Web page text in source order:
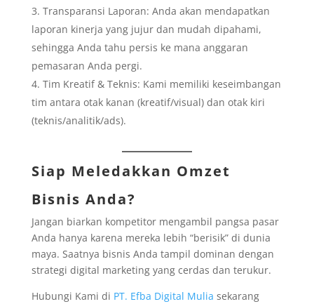
Transparansi Laporan: Anda akan mendapatkan
laporan kinerja yang jujur dan mudah dipahami,
sehingga Anda tahu persis ke mana anggaran
pemasaran Anda pergi.
Tim Kreatif & Teknis: Kami memiliki keseimbangan
tim antara otak kanan (kreatif/visual) dan otak kiri
(teknis/analitik/ads).
Siap Meledakkan Omzet
Bisnis Anda?
Jangan biarkan kompetitor mengambil pangsa pasar
Anda hanya karena mereka lebih “berisik” di dunia
maya. Saatnya bisnis Anda tampil dominan dengan
strategi digital marketing yang cerdas dan terukur.
Hubungi Kami di PT. Efba Digital Mulia sekarang